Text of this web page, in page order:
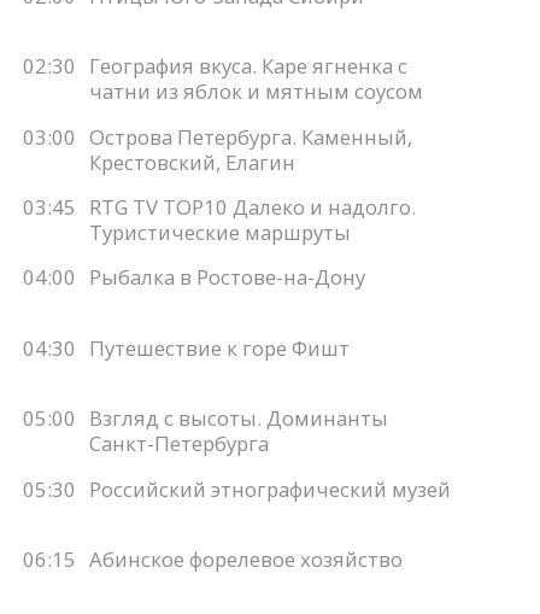
02:30
География вкуса. Каре ягненка с
чатни из яблок и мятным соусом
03:00 Острова Петербурга. Каменный,
Крестовский, Елагин
03:45
RTG TV TOP10 Далеко и надолго.
Туристические маршруты
04:00
Рыбалка в Ростове-на-Дону
04:30 Путешествие к горе Фишт
05:00
Взгляд с высоты. Доминанты
Санкт-Петербурга
05:30
Российский этнографический музей
06:15 Абинское форелевое хозяйство